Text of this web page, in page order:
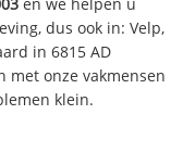
dus ook in: Velp,
in 6815 AD
met onze vakmensen
klein.